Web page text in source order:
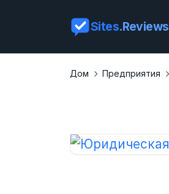
Sites.Reviews
Дом Предприятия